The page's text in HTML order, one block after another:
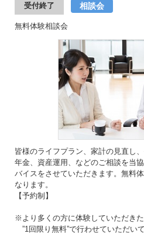
受付終了 相談会
無料体験相談会
皆様のライフプラン、家計の見直し
年金、資産運用、などのご相談を当
バイスをさせていただきます。無料
なります。
【予約制】
※より多くの方に体験していただきた
”1回限り無料”で行わせていただい